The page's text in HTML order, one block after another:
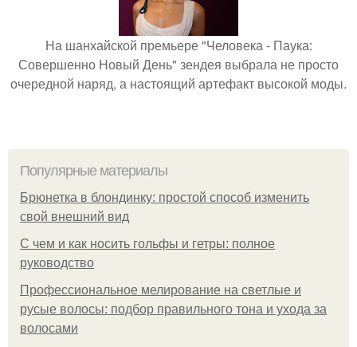
На шанхайской премьере "Человека - Паука:
Совершенно Новый День" зендея выбрала не просто
очередной наряд, а настоящий артефакт высокой моды.
Популярные материалы
Брюнетка в блондинку: простой способ изменить
свой внешний вид
С чем и как носить гольфы и гетры: полное
руководство
Профессиональное мелирование на светлые и
русые волосы: подбор правильного тона и ухода за
волосами